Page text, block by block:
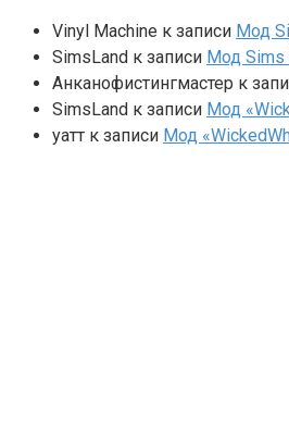
Vinyl Machine к записи Мод
SimsLand к записи Мод Sims
Анканофистингмастер к
SimsLand к записи Мод
yaтт к записи Мод